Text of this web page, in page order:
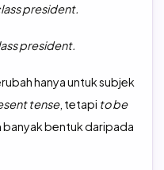
president.
president.
hanya untuk subjek
tense, tetapi to be
banyak bentuk daripada